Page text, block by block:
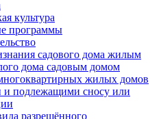
культура
программы
садового дома жилым
дома садовым домом
жилых домов
и подлежащими сносу или
разрешённого